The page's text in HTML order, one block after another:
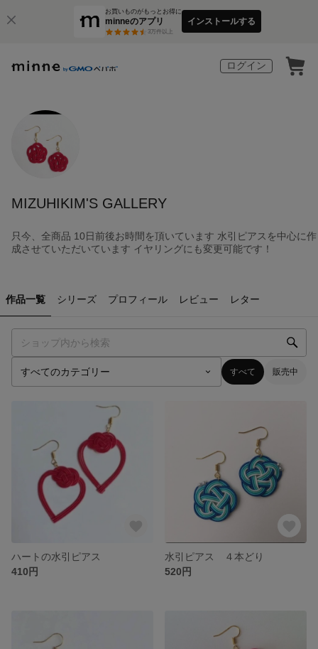
お買いものがもっとお得に
minneのアプリ
3万件以上
インストールする
ログイン
MIZUHIKIM'S GALLERY
只今、全商品 10日前後お時間を頂いています 水引ピアスを中心に作
成させていただいています イヤリングにも変更可能です！
作品一覧 シリーズ プロフィール レビュー レター
すべて 販売中
ハートの水引ピアス
410円
水引ピアス ４本どり
520円